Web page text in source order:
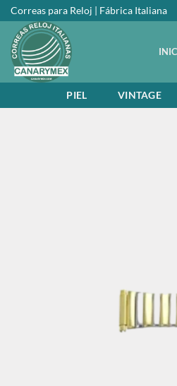
Saltar
al
contenido
Correas para Reloj | Fábrica Italiana
PIEL VINTAGE